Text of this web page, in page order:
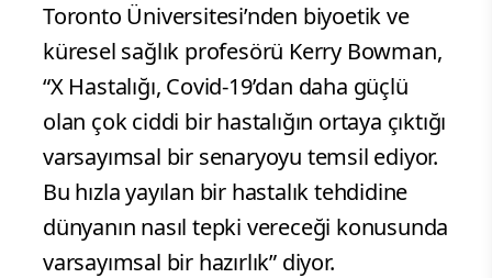
Toronto Üniversitesi’nden biyoetik ve
küresel sağlık profesörü Kerry Bowman,
“X Hastalığı, Covid-19’dan daha güçlü
olan çok ciddi bir hastalığın ortaya çıktığı
varsayımsal bir senaryoyu temsil ediyor.
Bu hızla yayılan bir hastalık tehdidine
dünyanın nasıl tepki vereceği konusunda
varsayımsal bir hazırlık” diyor.